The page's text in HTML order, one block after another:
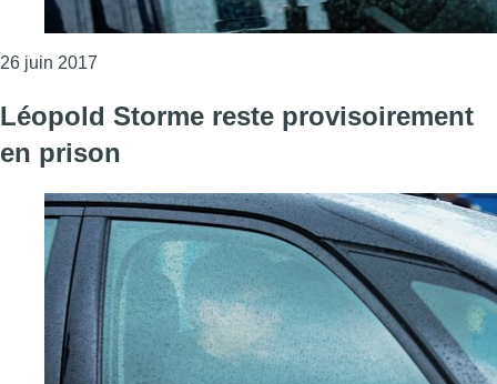
26 juin 2017
Léopold Storme reste provisoirement
en prison